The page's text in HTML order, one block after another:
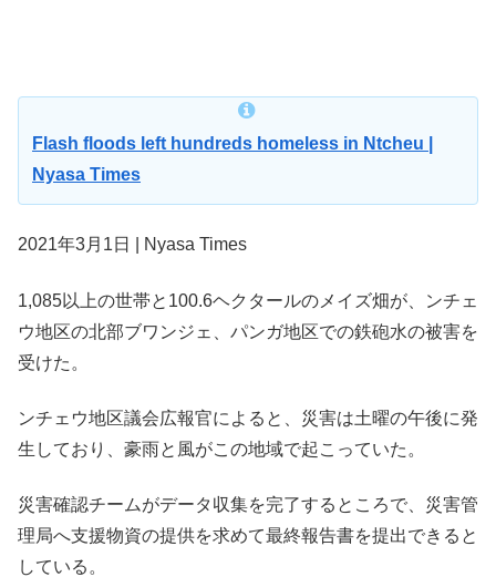
Flash floods left hundreds homeless in Ntcheu |
Nyasa Times
2021年3月1日 | Nyasa Times
1,085以上の世帯と100.6ヘクタールのメイズ畑が、ンチェ
ウ地区の北部ブワンジェ、パンガ地区での鉄砲水の被害を
受けた。
ンチェウ地区議会広報官によると、災害は土曜の午後に発
生しており、豪雨と風がこの地域で起こっていた。
災害確認チームがデータ収集を完了するところで、災害管
理局へ支援物資の提供を求めて最終報告書を提出できると
している。